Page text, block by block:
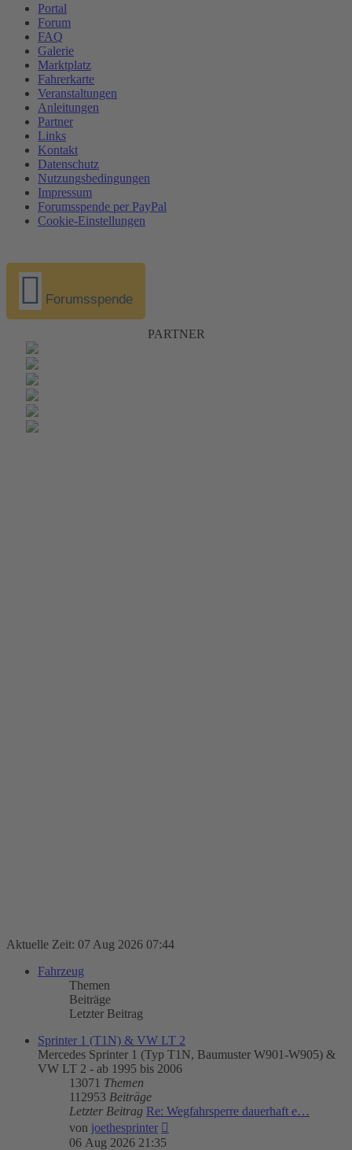
Portal
Forum
FAQ
Galerie
Marktplatz
Fahrerkarte
Veranstaltungen
Anleitungen
Partner
Links
Kontakt
Datenschutz
Nutzungsbedingungen
Impressum
Forumsspende per PayPal
Cookie-Einstellungen
Forumsspende
PARTNER
Aktuelle Zeit: 07 Aug 2026 07:44
Fahrzeug
Themen
Beiträge
Letzter Beitrag
Sprinter 1 (T1N) & VW LT 2
Mercedes Sprinter 1 (Typ T1N, Baumuster W901-W905) &
VW LT 2 - ab 1995 bis 2006
13071 Themen
112953 Beiträge
Letzter Beitrag Re: Wegfahrsperre dauerhaft e…
von joethesprinter
06 Aug 2026 21:35